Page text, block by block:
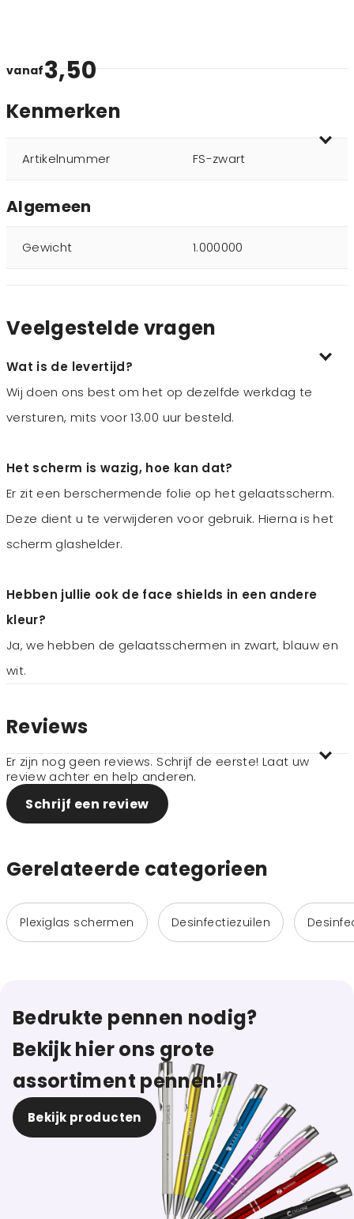
vanaf3,50
Kenmerken
Artikelnummer FS-zwart
Algemeen
Gewicht 1.000000
Veelgestelde vragen
Wat is de levertijd?
Wij doen ons best om het op dezelfde werkdag te
versturen, mits voor 13.00 uur besteld.
Het scherm is wazig, hoe kan dat?
Er zit een berschermende folie op het gelaatsscherm.
Deze dient u te verwijderen voor gebruik. Hierna is het
scherm glashelder.
Hebben jullie ook de face shields in een andere
kleur?
Ja, we hebben de gelaatsschermen in zwart, blauw en
wit.
Reviews
Er zijn nog geen reviews. Schrijf de eerste! Laat uw
review achter en help anderen.
Schrijf een review
Gerelateerde categorieen
Plexiglas schermen Desinfectiezuilen
Bedrukte pennen nodig?
Bekijk hier ons grote
assortiment pennen!
Bekijk producten